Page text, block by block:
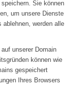
Sie können
um unsere Dienste
werden alle
unserer Domain
können wie
gespeichert
Ihres Browsers